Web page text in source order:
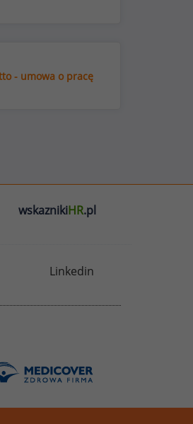
- umowa o pracę
wskaznikiHR.pl
Linkedin